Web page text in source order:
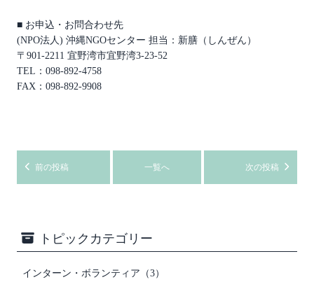
■ お申込・お問合わせ先
(NPO法人) 沖縄NGOセンター 担当：新膳（しんぜん）
〒901-2211 宜野湾市宜野湾3-23-52
TEL：098-892-4758
FAX：098-892-9908
前の投稿 一覧へ 次の投稿
トピックカテゴリー
インターン・ボランティア（3）